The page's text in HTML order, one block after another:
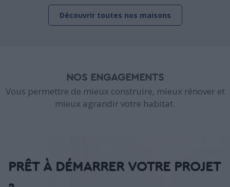
Découvrir toutes nos maisons
NOS ENGAGEMENTS
Vous permettre de mieux construire, mieux rénover et
mieux agrandir votre habitat.
PRÊT À DÉMARRER VOTRE PROJET